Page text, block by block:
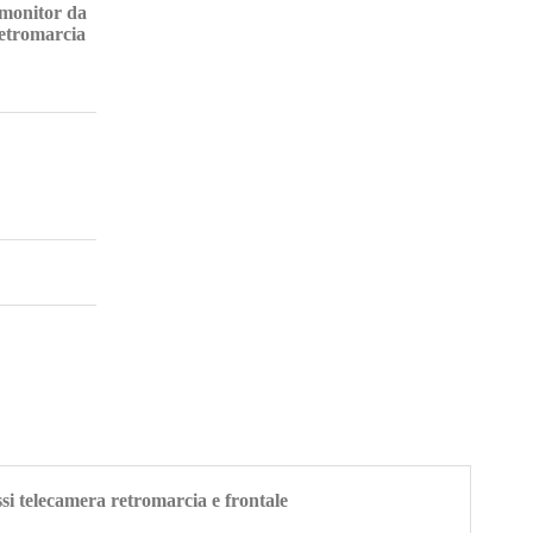
da
telecamera retromarcia e frontale